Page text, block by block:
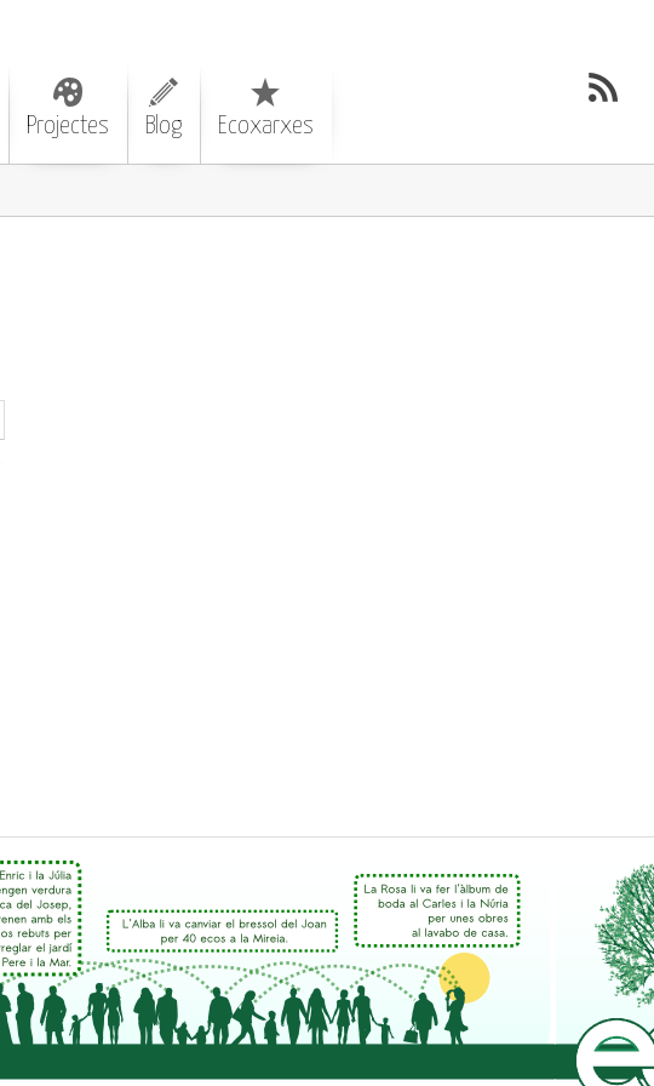
Projectes Blog Ecoxarxes